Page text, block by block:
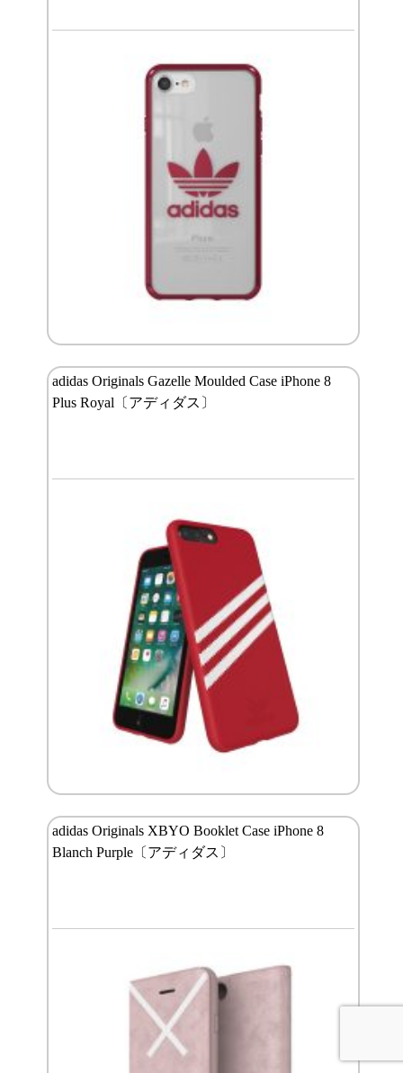
adidas Originals Gazelle Moulded Case iPhone 8
Plus Royal〔アディダス〕
adidas Originals XBYO Booklet Case iPhone 8
Blanch Purple〔アディダス〕